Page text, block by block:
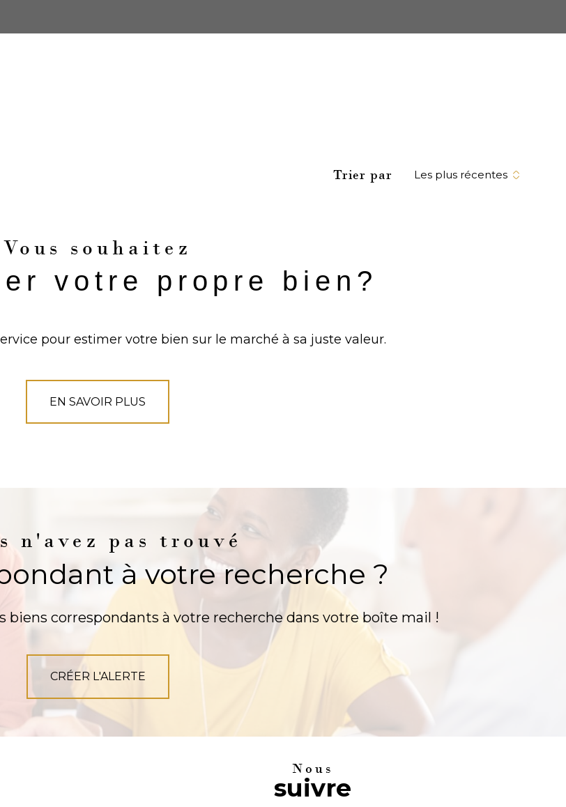
Trier par Les plus récentes
Vous souhaitez
votre propre bien?
pour estimer votre bien sur le marché à sa juste valeur.
EN SAVOIR PLUS
n'avez pas trouvé
à votre recherche ?
biens correspondants à votre recherche dans votre boîte mail !
CRÉER L'ALERTE
nous
suivre